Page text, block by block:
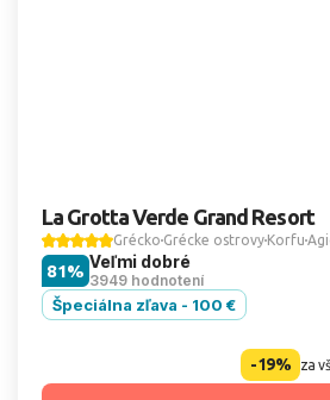
La Grotta Verde Grand Resort
Grécko Grécke ostrovy Korfu
Veľmi dobré
3949 hodnotení
81%
Špeciálna zľava - 100 €
-19% za